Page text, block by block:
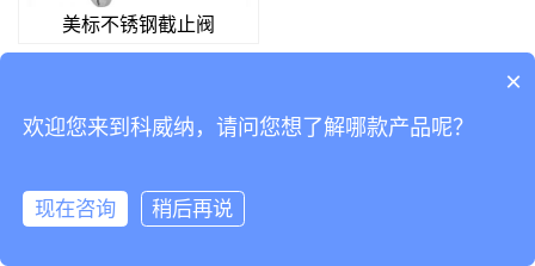
美标不锈钢截止阀
Copyright © 2019 版权所有 粤ICP备14038760号-2Powered by 科威纳工业
×
欢迎您来到科威纳，请问您想了解哪款产品呢？
现在咨询
稍后再说
在线咨询